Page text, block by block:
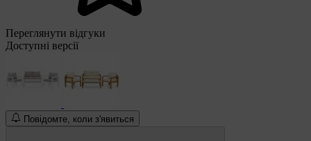
Переглянути відгуки
Доступні версії
Повідомте, коли з'явиться